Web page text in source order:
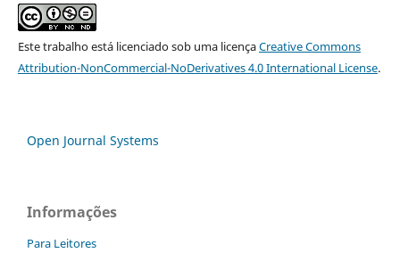
Este trabalho está licenciado sob uma licençaCreative Commons
Attribution-NonCommercial-NoDerivatives 4.0 International License.
Open Journal Systems
Informações
Para Leitores